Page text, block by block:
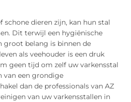
schone dieren zijn, kan hun stal
Dit terwijl een hygiënische
groot belang is binnen de
als veehouder is een druk
geen tijd om zelf uw varkensstal
van een grondige
dan de professionals van AZ
van uw varkensstallen in